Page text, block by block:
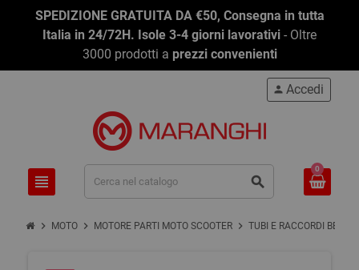
SPEDIZIONE GRATUITA DA €50, Consegna in tutta
Italia in 24/72H. Isole 3-4 giorni lavorativi - Oltre
3000 prodotti a prezzi convenienti
view_headline search
person Accedi
0
chevron_right MOTO chevron_right MOTORE PARTI MOTO SCOOTER chevron_right TUBI E RACCORDI